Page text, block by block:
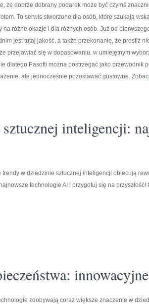
że dobrze dobrany podarek może być czymś
To serwis stworzone dla osób, które szukają
na różne okazje i dla różnych osób. Już od
jest tutaj jakość, a także przekonanie, że prestiż
przejawiać się w dopasowaniu, w umiejętnym
dlatego Pasotti można postrzegać jako przewodnik
ale jednocześnie pozostawać gustowne.
sztucznej inteligencji:
trendy w dziedzinie sztucznej inteligencji obiecują
technologie AI i przygotuj się na
zdobywają coraz większe znaczenie w